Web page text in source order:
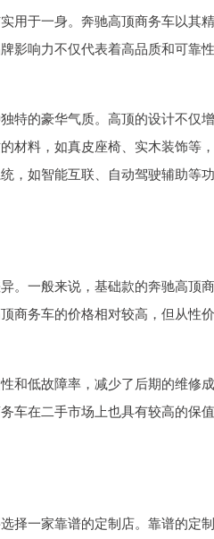
用于一身。奔驰高顶商务车以其
影响力不仅代表着高品质和可靠
特的豪华气质。高顶的设计不仅
材料，如真皮座椅、实木装饰等
，如智能互联、自动驾驶辅助等
。一般来说，基础款的奔驰高顶
商务车的价格相对较高，但从性
和低故障率，减少了后期的维修
车在二手市场上也具有较高的保
择一家靠谱的定制店。靠谱的定